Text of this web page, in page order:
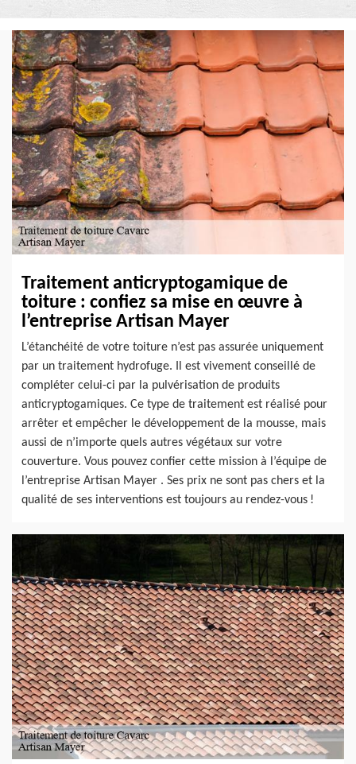
Traitement anticryptogamique de
toiture : confiez sa mise en œuvre à
l’entreprise Artisan Mayer
L’étanchéité de votre toiture n’est pas assurée uniquement
par un traitement hydrofuge. Il est vivement conseillé de
compléter celui-ci par la pulvérisation de produits
anticryptogamiques. Ce type de traitement est réalisé pour
arrêter et empêcher le développement de la mousse, mais
aussi de n’importe quels autres végétaux sur votre
couverture. Vous pouvez confier cette mission à l’équipe de
l’entreprise Artisan Mayer . Ses prix ne sont pas chers et la
qualité de ses interventions est toujours au rendez-vous !